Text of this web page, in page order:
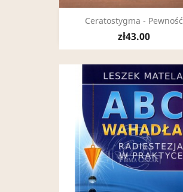
Ceratostygma - Pewność
zł43.00